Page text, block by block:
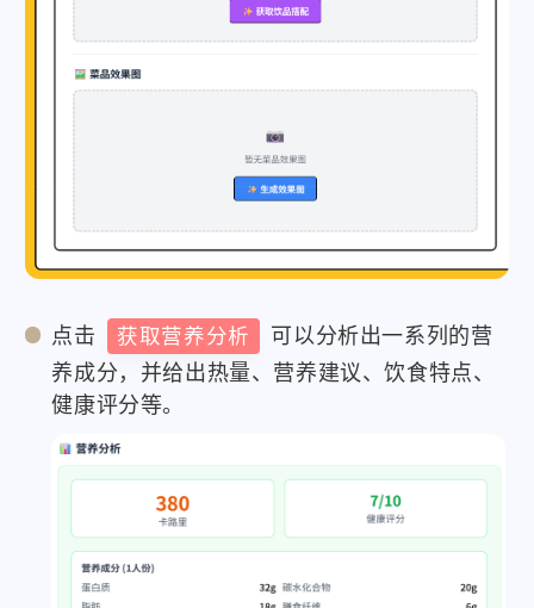
点击 获取营养分析
可以分析出一系列的营
养成分，并给出热量、营养建议、饮食特点、
健康评分等。